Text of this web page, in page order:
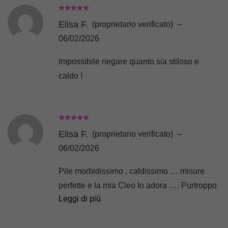
Elisa F. (proprietario verificato) –
06/02/2026
Impossibile negare quanto sia stiloso e
caldo !
Elisa F. (proprietario verificato) –
06/02/2026
Pile morbidissimo , caldissimo … misure
perfette e la mia Cleo lo adora …. Purtroppo
non ho una foto adeguata
Leggi di più